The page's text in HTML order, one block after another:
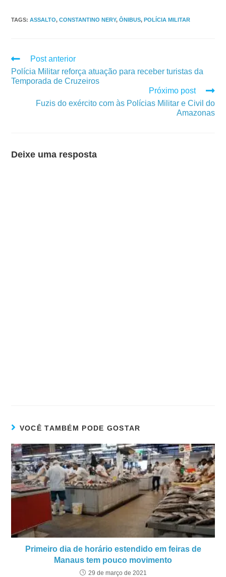
TAGS:ASSALTO, CONSTANTINO NERY, ÔNIBUS, POLÍCIA MILITAR
Post anterior
Polícia Militar reforça atuação para receber turistas da
Temporada de Cruzeiros
Próximo post
Fuzis do exército com às Polícias Militar e Civil do
Amazonas
Deixe uma resposta
VOCÊ TAMBÉM PODE GOSTAR
Primeiro dia de horário estendido em feiras de
Manaus tem pouco movimento
29 de março de 2021